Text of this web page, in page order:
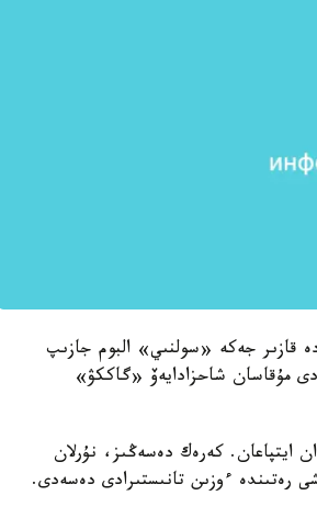
قازىر جەكە «سولنىي» البوم جازىپ
مۇقاسان شاحزادايەۆ «گاككۋ»
ايتپاعان. كەرەك دەسەڭىز، نۇرلان
رەتىندە ءوزىن تانىستىرادى دەسەدى.